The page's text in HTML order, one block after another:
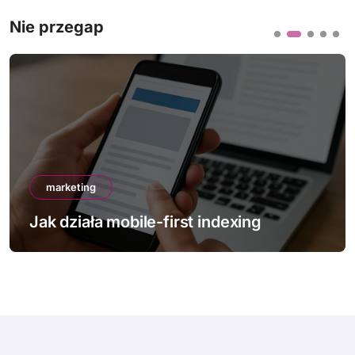
Nie przegap
marketing
Jak działa mobile-first indexing